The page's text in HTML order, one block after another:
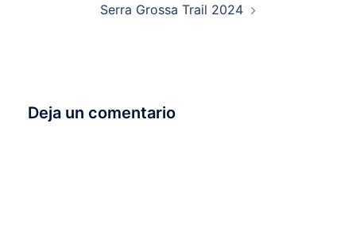
Serra Grossa Trail 2024
Deja un comentario